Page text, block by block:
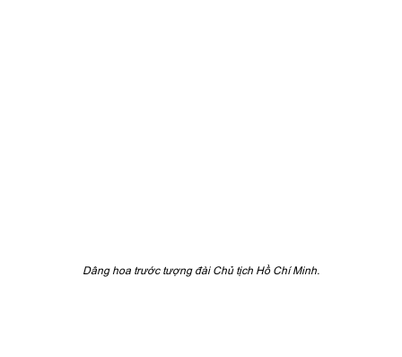
Dâng hoa trước tượng đài Chủ tịch Hồ Chí Minh.